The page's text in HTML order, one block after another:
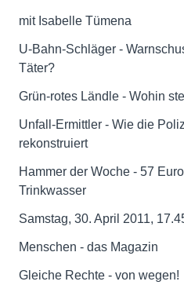
mit Isabelle Tümena
U-Bahn-Schläger -
Täter?
Grün-rotes Ländle - Wohin
Unfall-Ermittler - Wie die
rekonstruiert
Hammer der Woche - 57
Trinkwasser
Samstag, 30. April 2011,
Menschen - das Magazin
Gleiche Rechte - von wegen!